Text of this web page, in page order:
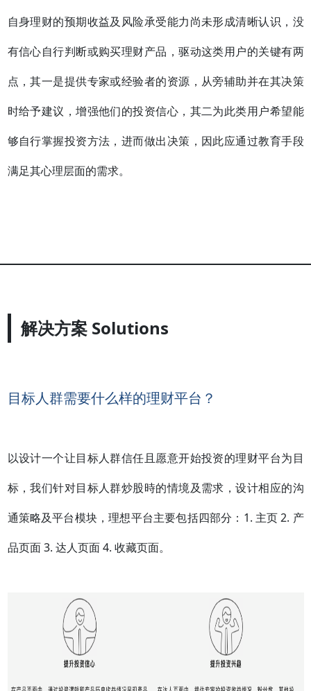
自身理财的预期收益及风险承受能力尚未形成清晰认识，没
有信心自行判断或购买理财产品，驱动这类用户的关键有两
点，其一是提供专家或经验者的资源，从旁辅助并在其决策
时给予建议，增强他们的投资信心，其二为此类用户希望能
够自行掌握投资方法，进而做出决策，因此应通过教育手段
满足其心理层面的需求。
解决方案 Solutions
目标人群需要什么样的理财平台？
以设计一个让目标人群信任且愿意开始投资的理财平台为目
标，我们针对目标人群炒股時的情境及需求，设计相应的沟
通策略及平台模块，理想平台主要包括四部分：1. 主页 2. 产
品页面 3. 达人页面 4. 收藏页面。